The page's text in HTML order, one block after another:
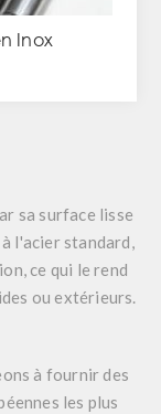
Inox
sa surface lisse
l'acier standard,
ce qui le rend
ou extérieurs.
à fournir des
les plus